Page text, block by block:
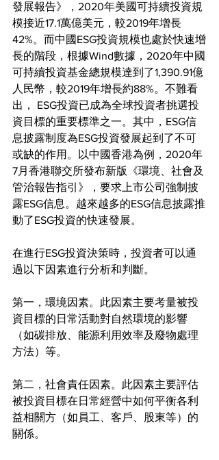
發展報告》，2020年美國可持續投資規
模接近17.1萬億美元，較2019年增長
42%。而中國ESG投資規模也處於快速增
長的階段，根據Wind數據，2020年中國
可持續投資基金總規模達到了1,390.91億
人民幣，較2019年增長約88%。不難看
出， ESG投資已成為全球投資者挑選投
資目標的重要標準之一。其中，ESG信
息披露制度為ESG投資發展起到了不可
或缺的作用。以中國香港為例，2020年
7月香港聯交所發布新版《環境、社會及
管治報告指引》，要求上市公司強制披
露ESG信息。越來越多的ESG信息披露推
動了ESG投資的快速發展。
在進行ESG投資決策時，投資者可以通
過以下因素進行分析和判斷。
第一，環境因素。此因素主要考量被投
資目標的日常活動對自然環境的影響
（如碳排放、能源利用效率及廢物處理
方法）等。
第二，社會責任因素。此因素主要評估
被投資目標在日常經營中如何平衡各利
益相關方（如員工、客戶、股東等）的
關係。